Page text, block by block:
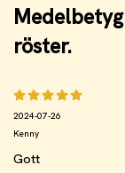
Medelbetyg
röster.
2024-07-26
Kenny
Gott